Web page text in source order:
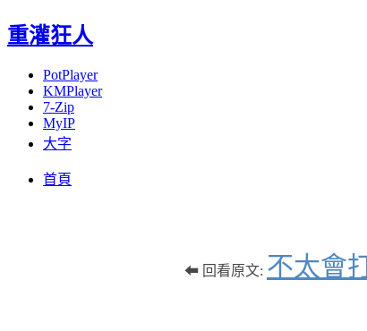
重灌狂人
PotPlayer
KMPlayer
7-Zip
MyIP
大字
首頁
⬅ 回看原文: 不太會